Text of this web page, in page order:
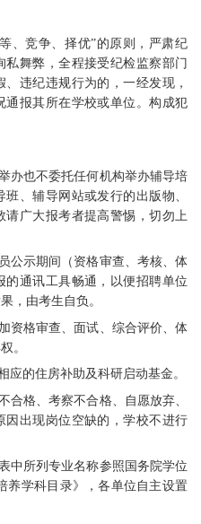
、竞争、择优”的原则，严肃纪
舞弊，全程接受纪检监察部门
违纪违规行为的，一经发现，
通报其所在学校或单位。构成犯
办也不委托任何机构举办辅导培
、辅导网站或发行的出版物、
请广大报考者提高警惕，切勿上
公示期间（资格审查、考核、体
通讯工具畅通，以便招聘单位
，由考生自负。
资格审查、面试、综合评价、体
。
应的住房补助及科研启动基金。
合格、考察不合格、自愿放弃、
因出现岗位空缺的，学校不进行
中所列专业名称参照国务院学位
养学科目录》，各单位自主设置